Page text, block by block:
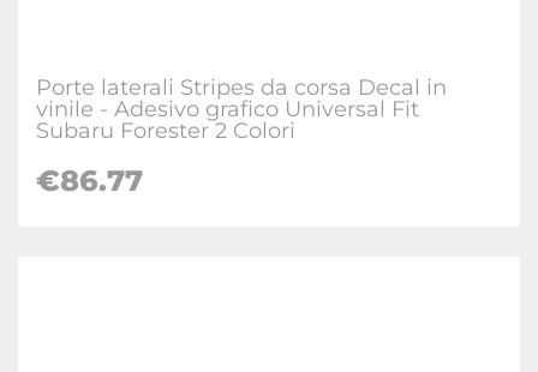
Porte laterali Stripes da corsa Decal in
vinile - Adesivo grafico Universal Fit
Subaru Forester 2 Colori
€86.77